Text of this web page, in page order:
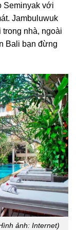
Seminyak với
Jambuluwuk
nhà, ngoài
Bali bạn đừng
ảnh: Internet)